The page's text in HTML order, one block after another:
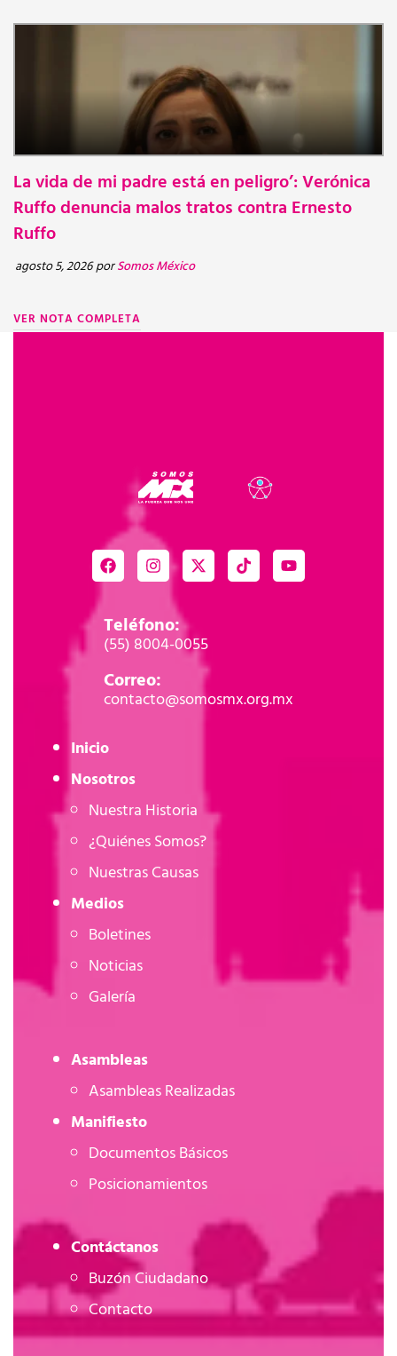
NOTICIA
La vida de mi padre está en peligro’: Verónica
Ruffo denuncia malos tratos contra Ernesto
Ruffo
agosto 5, 2026porSomos México
VER NOTA COMPLETA
Teléfono:
(55) 8004-0055
Correo:
contacto@somosmx.org.mx
Inicio
Nosotros
Nuestra Historia
¿Quiénes Somos?
Nuestras Causas
Medios
Boletines
Noticias
Galería
Asambleas
Asambleas Realizadas
Manifiesto
Documentos Básicos
Posicionamientos
Contáctanos
Buzón Ciudadano
Contacto